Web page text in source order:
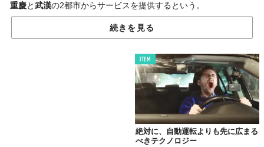
重慶と武漢の2都市からサービスを提供するという。
自動運転タクシー を5台配備。重慶では9時30分から
16時30分まで、武漢では9時から17時まで利用できるようにな
る。対象エリアは重慶は30平方キロメートル、武漢は13平方キロ
デモ動画を公開。無人自動運転タクシ
ーサービスの概要をうかがい知ることができる。
続きを見る
ITEM
絶対に、自動運転よりも先に広まる
べきテクノロジー